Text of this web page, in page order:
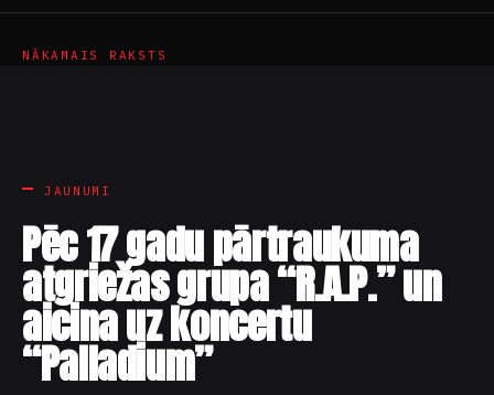
NĀKAMAIS RAKSTS
JAUNUMI
Pēc 17 gadu pārtraukuma
atgriežas grupa “R.A.P.” un
aicina uz koncertu
“Palladium”